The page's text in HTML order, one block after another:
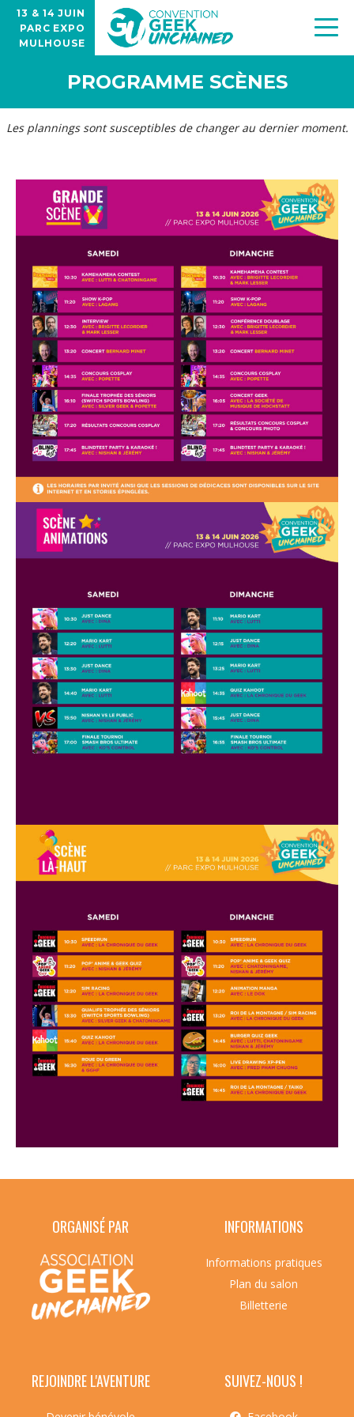
13 & 14 JUIN
PARC EXPO
MULHOUSE
PROGRAMME SCÈNES
Les plannings sont susceptibles de changer au dernier moment.
ORGANISÉ PAR INFORMATIONS
Informations pratiques
Plan du salon
Billetterie
REJOINDRE L'AVENTURE SUIVEZ-NOUS !